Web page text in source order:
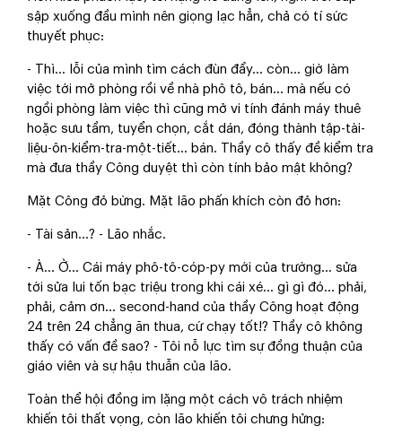
sập xuống đầu mình nên giọng lạc hẳn, chả có tí sức
thuyết phục:
- Thì… lỗi của mình tìm cách đùn đẩy… còn… giờ làm
việc tới mở phòng rồi về nhà phô tô, bán… mà nếu có
ngồi phòng làm việc thì cũng mở vi tính đánh máy thuê
hoặc sưu tầm, tuyển chọn, cắt dán, đóng thành tập-tài-
liệu-ôn-kiểm-tra-một-tiết… bán. Thầy cô thấy đề kiểm tra
mà đưa thầy Công duyệt thì còn tính bảo mật không?
Mặt Công đỏ bừng. Mặt lão phấn khích còn đỏ hơn:
- Tài sản…? - Lão nhắc.
- À… Ờ… Cái máy phô-tô-cóp-py mới của trường… sửa
tới sửa lui tốn bạc triệu trong khi cái xé… gì gì đó… phải,
phải, cảm ơn… second-hand của thầy Công hoạt động
24 trên 24 chẳng ăn thua, cứ chạy tốt!? Thầy cô không
thấy có vấn đề sao? - Tôi nỗ lực tìm sự đồng thuận của
giáo viên và sự hậu thuẫn của lão.
Toàn thể hội đồng im lặng một cách vô trách nhiệm
khiến tôi thất vọng, còn lão khiến tôi chưng hửng: